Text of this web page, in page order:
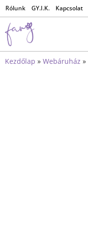
Rólunk GY.I.K. Kapcsolat
Kezdőlap » Webáruház »